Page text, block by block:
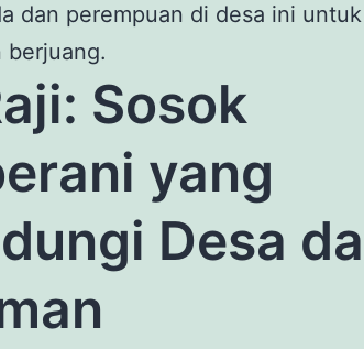
dan perempuan di desa ini
berjuang.
Sosok
yang
Desa